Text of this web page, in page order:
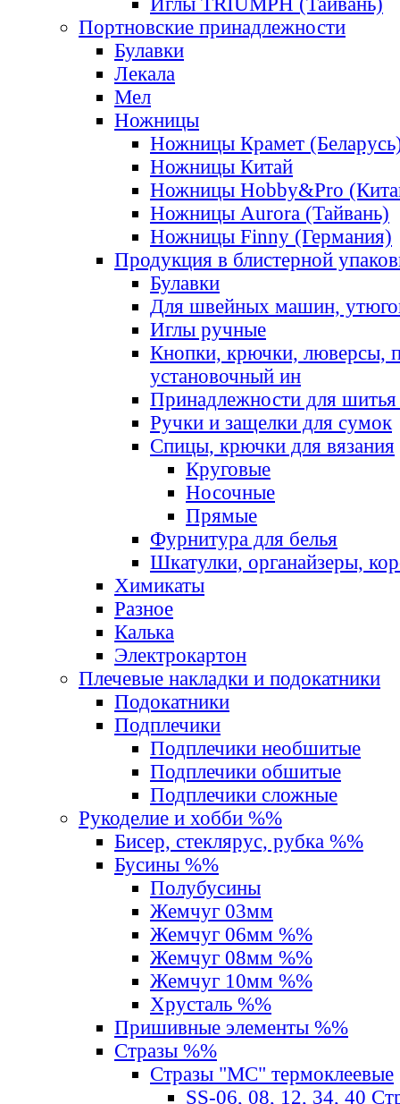
Портновские принадлежности
Булавки
Лекала
Мел
Ножницы
Ножницы Крамет
Ножницы Китай
Ножницы Hobby&Pro
Ножницы Aurora (Тайвань)
Ножницы Finny (Германия)
Продукция в блистерной
Булавки
Для швейных машин,
Иглы ручные
Кнопки, крючки, люверсы,
установочный ин
Принадлежности для шитья
Ручки и защелки для сумок
Спицы, крючки для вязания
Круговые
Носочные
Прямые
Фурнитура для белья
Шкатулки, органайзеры,
Химикаты
Разное
Калька
Электрокартон
Плечевые накладки и подокатники
Подокатники
Подплечики
Подплечики необшитые
Подплечики обшитые
Подплечики сложные
Рукоделие и хобби %%
Бисер, стеклярус, рубка %%
Бусины %%
Полубусины
Жемчуг 03мм
Жемчуг 06мм %%
Жемчуг 08мм %%
Жемчуг 10мм %%
Хрусталь %%
Пришивные элементы %%
Стразы %%
Стразы "MС" термоклеевые
SS-06, 08, 12, 34, 40